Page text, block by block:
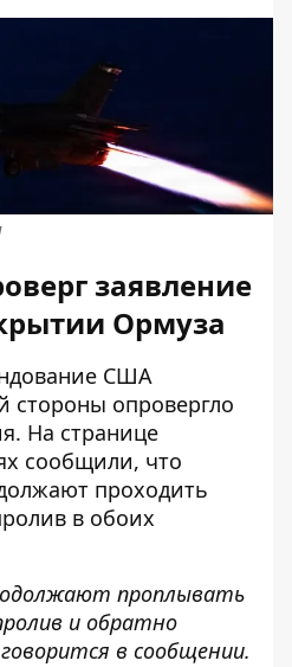
заявление
Ормуза
США
стороны опровергло
На странице
сообщили, что
проходить
в обоих
проплывать
и обратно
в сообщении.